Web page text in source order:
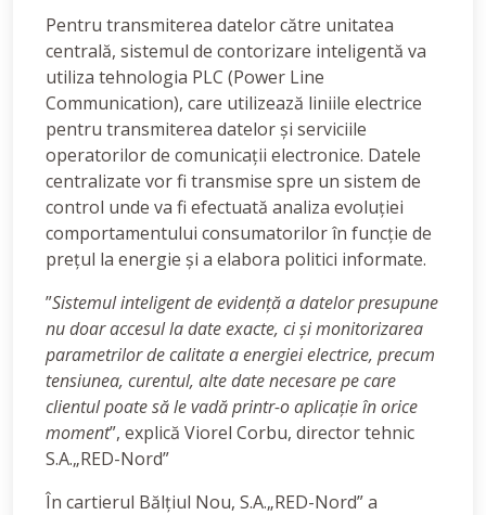
Pentru transmiterea datelor către unitatea
centrală, sistemul de contorizare inteligentă va
utiliza tehnologia PLC (Power Line
Communication), care utilizează liniile electrice
pentru transmiterea datelor și serviciile
operatorilor de comunicații electronice. Datele
centralizate vor fi transmise spre un sistem de
control unde va fi efectuată analiza evoluției
comportamentului consumatorilor în funcție de
prețul la energie și a elabora politici informate.
”Sistemul inteligent de evidență a datelor presupune
nu doar accesul la date exacte, ci și monitorizarea
parametrilor de calitate a energiei electrice, precum
tensiunea, curentul, alte date necesare pe care
clientul poate să le vadă printr-o aplicație în orice
moment”, explică Viorel Corbu, director tehnic
S.A.„RED-Nord”
În cartierul Bălțiul Nou, S.A.„RED-Nord” a